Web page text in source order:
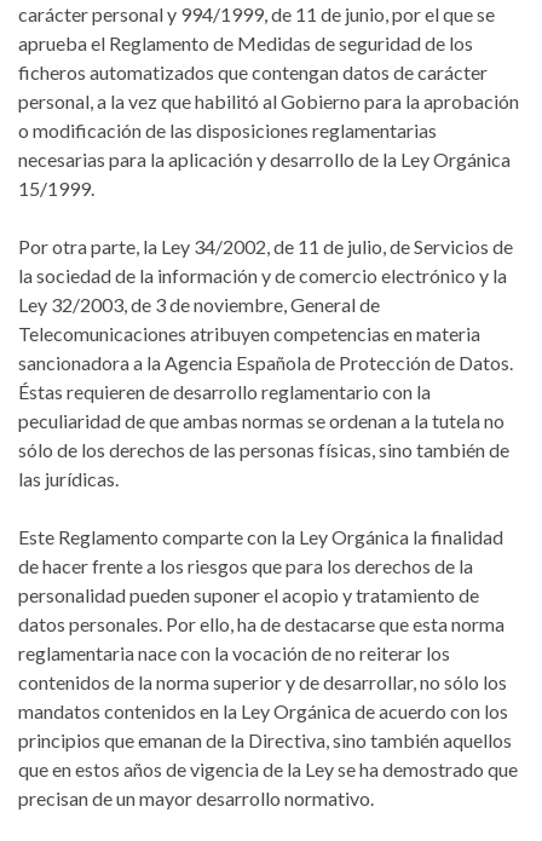
carácter personal y 994/1999, de 11 de junio, por el que se
aprueba el Reglamento de Medidas de seguridad de los
ficheros automatizados que contengan datos de carácter
personal, a la vez que habilitó al Gobierno para la aprobación
o modificación de las disposiciones reglamentarias
necesarias para la aplicación y desarrollo de la Ley Orgánica
15/1999.
Por otra parte, la Ley 34/2002, de 11 de julio, de Servicios de
la sociedad de la información y de comercio electrónico y la
Ley 32/2003, de 3 de noviembre, General de
Telecomunicaciones atribuyen competencias en materia
sancionadora a la Agencia Española de Protección de Datos.
Éstas requieren de desarrollo reglamentario con la
peculiaridad de que ambas normas se ordenan a la tutela no
sólo de los derechos de las personas físicas, sino también de
las jurídicas.
Este Reglamento comparte con la Ley Orgánica la finalidad
de hacer frente a los riesgos que para los derechos de la
personalidad pueden suponer el acopio y tratamiento de
datos personales. Por ello, ha de destacarse que esta norma
reglamentaria nace con la vocación de no reiterar los
contenidos de la norma superior y de desarrollar, no sólo los
mandatos contenidos en la Ley Orgánica de acuerdo con los
principios que emanan de la Directiva, sino también aquellos
que en estos años de vigencia de la Ley se ha demostrado que
precisan de un mayor desarrollo normativo.